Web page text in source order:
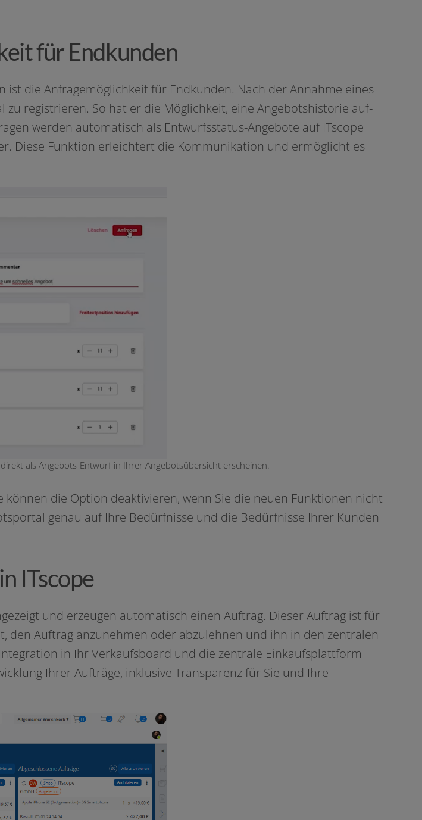
für Endkunden
die Anfragemöglichkeit für Endkunden. Nach der Annahme eines
regis­trie­ren. So hat er die Möglichkeit, eine Angebotshistorie auf­
wer­den auto­ma­tisch als Entwurfsstatus-Angebote auf ITscope
Diese Funktion erleich­tert die Kommunikation und ermög­licht es
als Angebots-Entwurf in Ihrer Angebotsübersicht erscheinen.
die Option deak­ti­vie­ren, wenn Sie die neu­en Funktionen nicht
genau auf Ihre Bedürfnisse und die Bedürfnisse Ihrer Kunden
ITscope
und erzeu­gen auto­ma­tisch einen Auftrag. Dieser Auftrag ist für
den Auftrag anzu­neh­men oder abzu­leh­nen und ihn in den zen­tra­len
in Ihr Verkaufsboard und die zen­tra­le Einkaufsplattform
Ihrer Aufträge, inklu­si­ve Transparenz für Sie und Ihre